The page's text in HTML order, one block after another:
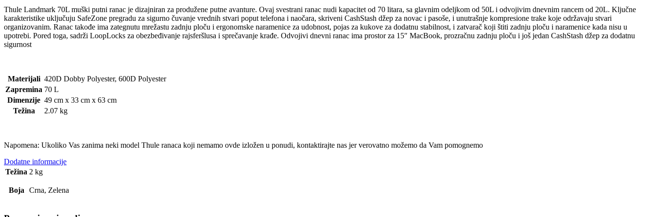
Thule Landmark 70L muški putni ranac je dizajniran za produžene putne avanture. Ovaj svestrani ranac nudi kapacitet od 70 litara, sa glavnim odeljkom od 50L i odvojivim dnevnim rancem od 20L. Ključne
karakteristike uključuju SafeZone pregradu za sigurno čuvanje vrednih stvari poput telefona i naočara, skriveni CashStash džep za novac i pasoše, i unutrašnje kompresione trake koje održavaju stvari
organizovanim. Ranac takođe ima zategnutu mrežastu zadnju ploču i ergonomske naramenice za udobnost, pojas za kukove za dodatnu stabilnost, i zatvarač koji štiti zadnju ploču i naramenice kada nisu u
upotrebi. Pored toga, sadrži LoopLocks za obezbeđivanje rajsferšlusa i sprečavanje krađe. Odvojivi dnevni ranac ima prostor za 15″ MacBook, prozračnu zadnju ploču i još jedan CashStash džep za dodatnu
sigurnost​
Materijali 420D Dobby Polyester, 600D Polyester
Zapremina 70 L
Dimenzije 49 cm x 33 cm x 63 cm
Težina
2.07 kg
Napomena: Ukoliko Vas zanima neki model Thule ranaca koji nemamo ovde izložen u ponudi, kontaktirajte nas jer verovatno možemo da Vam pomognemo
Dodatne informacije
Težina 2 kg
Boja Crna, Zelena